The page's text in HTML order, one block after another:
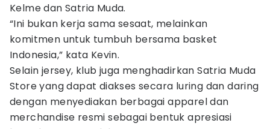
Kelme dan Satria Muda.
“Ini bukan kerja sama sesaat, melainkan
komitmen untuk tumbuh bersama basket
Indonesia,” kata Kevin.
Selain jersey, klub juga menghadirkan Satria Muda
Store yang dapat diakses secara luring dan daring
dengan menyediakan berbagai apparel dan
merchandise resmi sebagai bentuk apresiasi